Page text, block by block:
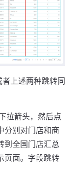
上述两种跳转同
拉箭头，然后点
分别对门店和商
到全国门店汇总
页面。字段跳转